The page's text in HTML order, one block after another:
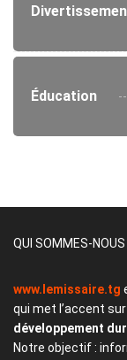
Éducation
QUI SOMMES-NOUS
www.lemissaire.tg
qui met l’accent sur
développement
Notre objectif :